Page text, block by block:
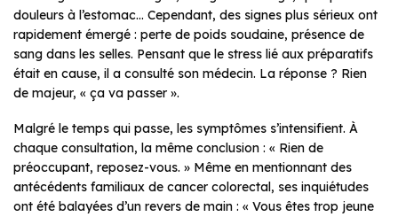
douleurs à l’estomac… Cependant, des signes plus sérieux ont
rapidement émergé : perte de poids soudaine, présence de
sang dans les selles. Pensant que le stress lié aux préparatifs
était en cause, il a consulté son médecin. La réponse ? Rien
de majeur, « ça va passer ».
Malgré le temps qui passe, les symptômes s’intensifient. À
chaque consultation, la même conclusion : « Rien de
préoccupant, reposez-vous. » Même en mentionnant des
antécédents familiaux de cancer colorectal, ses inquiétudes
ont été balayées d’un revers de main : « Vous êtes trop jeune